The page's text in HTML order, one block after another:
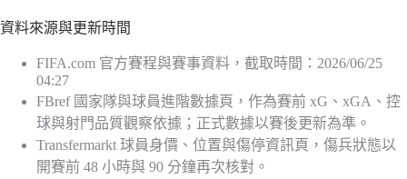
資料來源與更新時間
FIFA.com 官方賽程與賽事資料，截取時間：2026/06/25
04:27
FBref 國家隊與球員進階數據頁，作為賽前 xG、xGA、控
球與射門品質觀察依據；正式數據以賽後更新為準。
Transfermarkt 球員身價、位置與傷停資訊頁，傷兵狀態以
開賽前 48 小時與 90 分鐘再次核對。